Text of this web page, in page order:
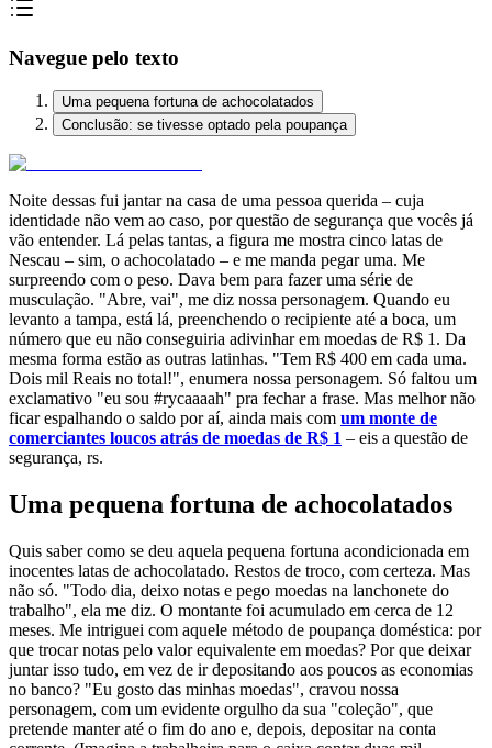
Navegue pelo texto
Uma pequena fortuna de achocolatados
Conclusão: se tivesse optado pela poupança
Noite dessas fui jantar na casa de uma pessoa querida – cuja
identidade não vem ao caso, por questão de segurança que vocês já
vão entender. Lá pelas tantas, a figura me mostra cinco latas de
Nescau – sim, o achocolatado – e me manda pegar uma. Me
surpreendo com o peso. Dava bem para fazer uma série de
musculação. "Abre, vai", me diz nossa personagem. Quando eu
levanto a tampa, está lá, preenchendo o recipiente até a boca, um
número que eu não conseguiria adivinhar em moedas de R$ 1. Da
mesma forma estão as outras latinhas. "Tem R$ 400 em cada uma.
Dois mil Reais no total!", enumera nossa personagem. Só faltou um
exclamativo "eu sou #rycaaaah" pra fechar a frase. Mas melhor não
ficar espalhando o saldo por aí, ainda mais com um monte de
comerciantes loucos atrás de moedas de R$ 1 – eis a questão de
segurança, rs.
Uma pequena fortuna de achocolatados
Quis saber como se deu aquela pequena fortuna acondicionada em
inocentes latas de achocolatado. Restos de troco, com certeza. Mas
não só. "Todo dia, deixo notas e pego moedas na lanchonete do
trabalho", ela me diz. O montante foi acumulado em cerca de 12
meses. Me intriguei com aquele método de poupança doméstica: por
que trocar notas pelo valor equivalente em moedas? Por que deixar
juntar isso tudo, em vez de ir depositando aos poucos as economias
no banco? "Eu gosto das minhas moedas", cravou nossa
personagem, com um evidente orgulho da sua "coleção", que
pretende manter até o fim do ano e, depois, depositar na conta